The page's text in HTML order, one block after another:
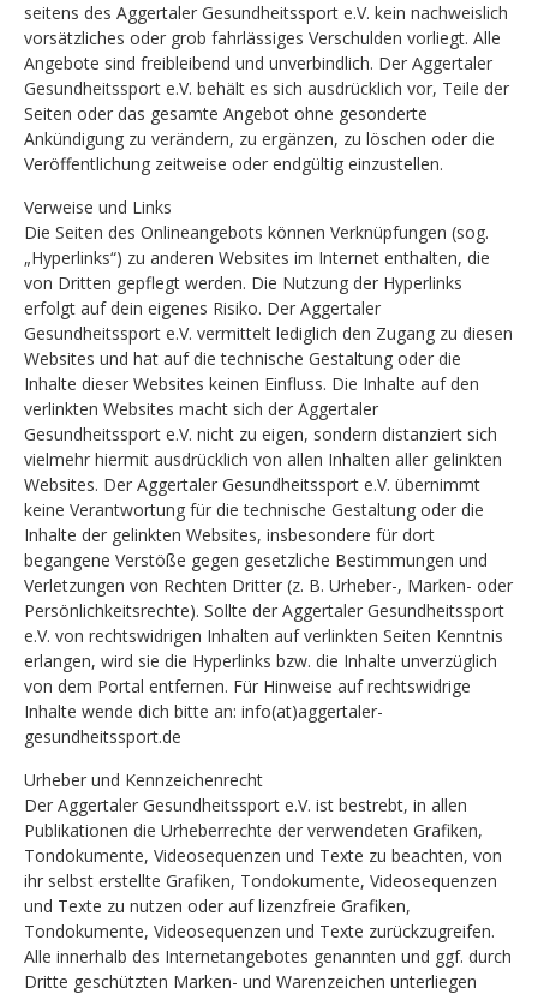
seitens des Aggertaler Gesundheitssport e.V. kein nachweislich
vorsätzliches oder grob fahrlässiges Verschulden vorliegt. Alle
Angebote sind freibleibend und unverbindlich. Der Aggertaler
Gesundheitssport e.V. behält es sich ausdrücklich vor, Teile der
Seiten oder das gesamte Angebot ohne gesonderte
Ankündigung zu verändern, zu ergänzen, zu löschen oder die
Veröffentlichung zeitweise oder endgültig einzustellen.
Verweise und Links
Die Seiten des Onlineangebots können Verknüpfungen (sog.
„Hyperlinks“) zu anderen Websites im Internet enthalten, die
von Dritten gepflegt werden. Die Nutzung der Hyperlinks
erfolgt auf dein eigenes Risiko. Der Aggertaler
Gesundheitssport e.V. vermittelt lediglich den Zugang zu diesen
Websites und hat auf die technische Gestaltung oder die
Inhalte dieser Websites keinen Einfluss. Die Inhalte auf den
verlinkten Websites macht sich der Aggertaler
Gesundheitssport e.V. nicht zu eigen, sondern distanziert sich
vielmehr hiermit ausdrücklich von allen Inhalten aller gelinkten
Websites. Der Aggertaler Gesundheitssport e.V. übernimmt
keine Verantwortung für die technische Gestaltung oder die
Inhalte der gelinkten Websites, insbesondere für dort
begangene Verstöße gegen gesetzliche Bestimmungen und
Verletzungen von Rechten Dritter (z. B. Urheber-, Marken- oder
Persönlichkeitsrechte). Sollte der Aggertaler Gesundheitssport
e.V. von rechtswidrigen Inhalten auf verlinkten Seiten Kenntnis
erlangen, wird sie die Hyperlinks bzw. die Inhalte unverzüglich
von dem Portal entfernen. Für Hinweise auf rechtswidrige
Inhalte wende dich bitte an: info(at)aggertaler-
gesundheitssport.de
Urheber und Kennzeichenrecht
Der Aggertaler Gesundheitssport e.V. ist bestrebt, in allen
Publikationen die Urheberrechte der verwendeten Grafiken,
Tondokumente, Videosequenzen und Texte zu beachten, von
ihr selbst erstellte Grafiken, Tondokumente, Videosequenzen
und Texte zu nutzen oder auf lizenzfreie Grafiken,
Tondokumente, Videosequenzen und Texte zurückzugreifen.
Alle innerhalb des Internetangebotes genannten und ggf. durch
Dritte geschützten Marken- und Warenzeichen unterliegen